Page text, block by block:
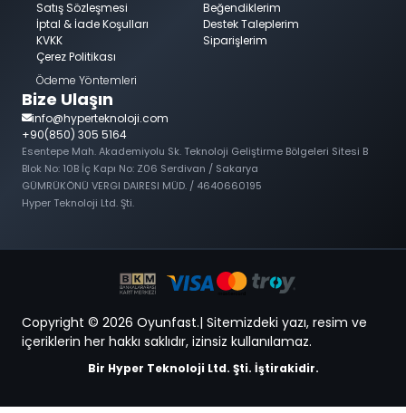
Satış Sözleşmesi
İptal & İade Koşulları
KVKK
Çerez Politikası
Ödeme Yöntemleri
Beğendiklerim
Destek Taleplerim
Siparişlerim
Bize Ulaşın
info@hyperteknoloji.com
+90(850) 305 5164
Esentepe Mah. Akademiyolu Sk. Teknoloji Geliştirme Bölgeleri Sitesi B
Blok No: 10B İç Kapı No: Z06 Serdivan / Sakarya
GÜMRÜKÖNÜ VERGI DAIRESI MÜD. / 4640660195
Hyper Teknoloji Ltd. Şti.
Copyright © 2026 Oyunfast.| Sitemizdeki yazı, resim ve
içeriklerin her hakkı saklıdır, izinsiz kullanılamaz.
Bir Hyper Teknoloji Ltd. Şti. İştirakidir.